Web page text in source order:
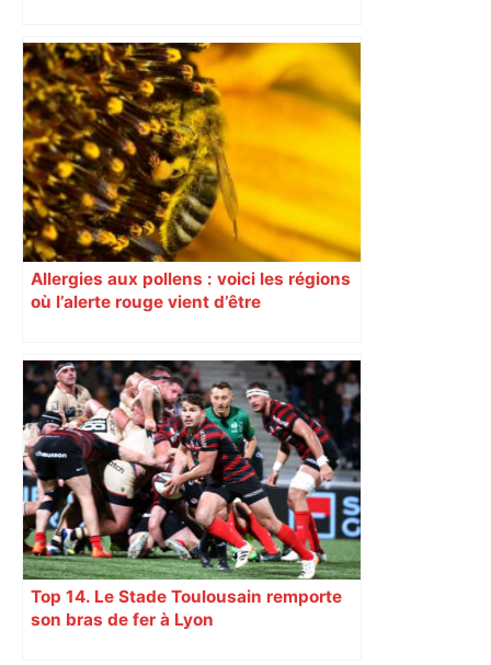
Allergies aux pollens : voici les régions
où l’alerte rouge vient d’être
Top 14. Le Stade Toulousain remporte
son bras de fer à Lyon